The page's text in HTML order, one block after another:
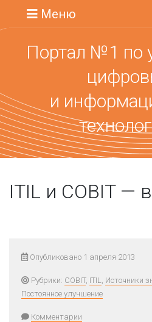
Меню
Портал №1 по
и
ITIL и COBIT —
Опубликовано 1 апреля 2013
Рубрики: COBIT, ITIL, Источники
Постоянное улучшение
Комментарии